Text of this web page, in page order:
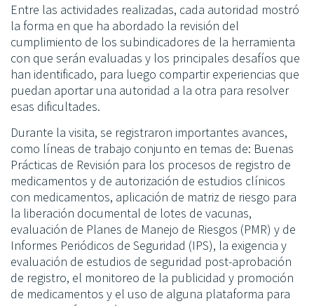
Entre las actividades realizadas, cada autoridad mostró
la forma en que ha abordado la revisión del
cumplimiento de los subindicadores de la herramienta
con que serán evaluadas y los principales desafíos que
han identificado, para luego compartir experiencias que
puedan aportar una autoridad a la otra para resolver
esas dificultades.
Durante la visita, se registraron importantes avances,
como líneas de trabajo conjunto en temas de: Buenas
Prácticas de Revisión para los procesos de registro de
medicamentos y de autorización de estudios clínicos
con medicamentos, aplicación de matriz de riesgo para
la liberación documental de lotes de vacunas,
evaluación de Planes de Manejo de Riesgos (PMR) y de
Informes Periódicos de Seguridad (IPS), la exigencia y
evaluación de estudios de seguridad post-aprobación
de registro, el monitoreo de la publicidad y promoción
de medicamentos y el uso de alguna plataforma para